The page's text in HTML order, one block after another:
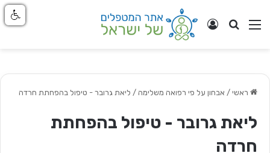
ניווט באתר
חפש התחבר
ראשי / אבחון על פי רפואה משלימה / ליאת גרובר - טיפול בהפחתת חרדה
ליאת גרובר - טיפול בהפחתת
חרדה